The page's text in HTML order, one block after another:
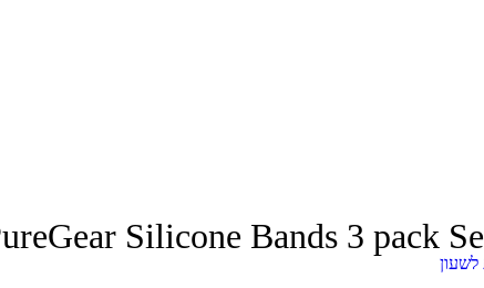
Silicone Bands 3 pack
לשעון